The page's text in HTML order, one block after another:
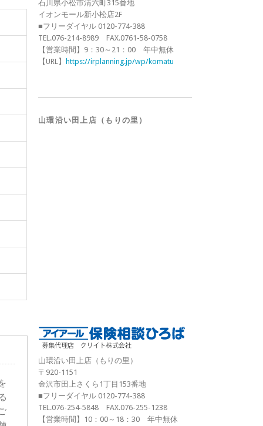
石川県小松市清六町315番地
イオンモール新小松店2F
■フリーダイヤル 0120-774-388
TEL.076-214-8989 FAX.0761-58-0758
【営業時間】9：30～21：00 年中無休
【URL】
https://irplanning.jp/wp/komatu
山環沿い田上店（もりの里）
山環沿い田上店（もりの里）
〒920-1151
金沢市田上さくら1丁目153番地
■フリーダイヤル 0120-774-388
TEL.076-254-5848 FAX.076-255-1238
【営業時間】10：00～18：30 年中無休